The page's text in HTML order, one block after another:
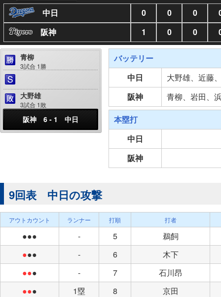
中日
0 0 0
阪神
1 0 0
青柳
3試合 1勝
大野雄
3試合 1敗
阪神 6 - 1 中日
バッテリー
中日
大野雄、近藤
阪神
青柳、岩田、
本塁打
中日
阪神
9回表 中日の攻撃
アウトカウント ランナー 打順 打者
●●● - 5
鵜飼
●●● - 6
木下
●●● - 7
石川昂
●●● 1塁 8 京田